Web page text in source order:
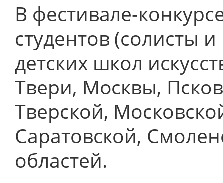
В фестивале-
студентов (солисты
детских школ
Твери, Москвы,
Тверской,
Саратовской,
областей.